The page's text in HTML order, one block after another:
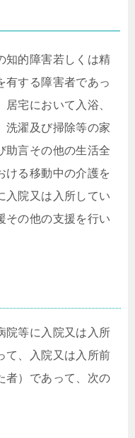
的障害若しくは精
有する障害者であっ
宅において入浴、
洗濯及び掃除等の家
助言その他の生活全
ける移動中の介護を
入院又は入所してい
その他の支援を行い
等に入院又は入所
て、入院又は入所前
者）であって、次の